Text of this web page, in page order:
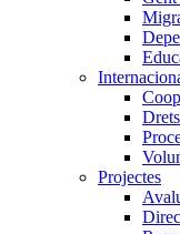
Projectes